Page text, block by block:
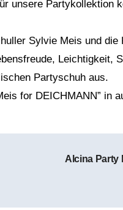
unsere Partykollektion
Sylvie Meis und die
Leichtigkeit,
Partyschuh aus.
for DEICHMANN” in
Alcina Party